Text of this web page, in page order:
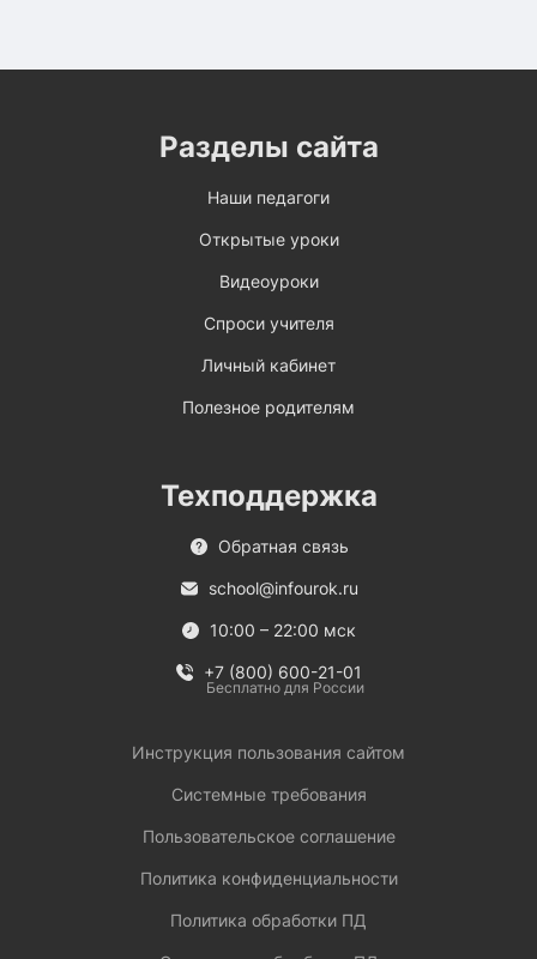
Разделы сайта
Наши педагоги
Открытые уроки
Видеоуроки
Спроси учителя
Личный кабинет
Полезное родителям
Техподдержка
Обратная связь
school@infourok.ru
10:00 – 22:00 мск
+7 (800) 600-21-01
Бесплатно для России
Инструкция пользования сайтом
Системные требования
Пользовательское соглашение
Политика конфиденциальности
Политика обработки ПД